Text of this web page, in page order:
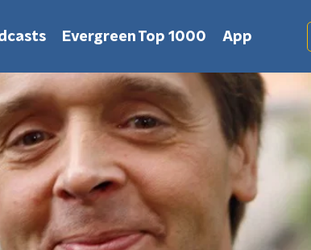
Evergreen Top 1000 App